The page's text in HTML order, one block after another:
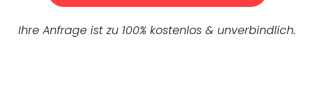
Ihre Anfrage ist zu 100% kostenlos & unverbindlich.